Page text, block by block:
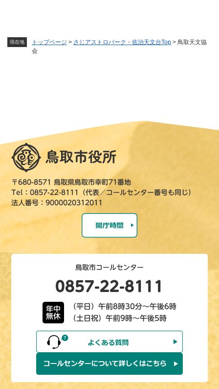
現在地 トップページ > さじアストロパーク・佐治天文台Top > 鳥取天文協
会
〒680-8571 鳥取県鳥取市幸町71番地
Tel：0857-22-8111（代表／コールセンター番号も同じ）
法人番号：9000020312011
鳥取市コールセンター
0857-22-8111
年中
無休
（平日）午前8時30分～午後6時
（土日祝）午前9時～午後5時